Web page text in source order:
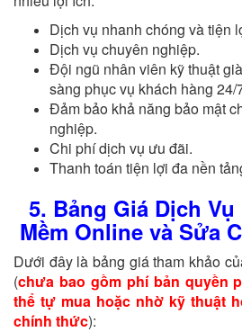
Dịch vụ nhanh chóng và tiện
Dịch vụ chuyên nghiệp.
Đội ngũ nhân viên kỹ thuật
sàng phục vụ khách hàng 24/
Đảm bảo khả năng bảo mật
nghiệp.
Chi phí dịch vụ ưu đãi.
Thanh toán tiện lợi đa nền
5. Bảng Giá Dịch
Mềm Online và Sửa
Dưới đây là bảng giá tham khảo
(chưa bao gồm phí bản quyền
thể tự mua hoặc nhờ kỹ thuật
chính thức):